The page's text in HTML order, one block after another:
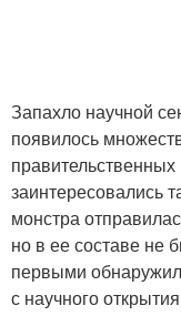
Запахло научной
появилось
заинтересовались
монстра
но в ее составе не
первыми
с научного